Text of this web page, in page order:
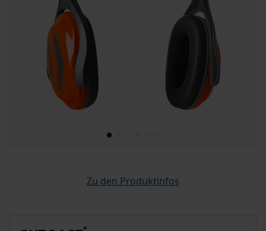
Zu den Produktinfos
*